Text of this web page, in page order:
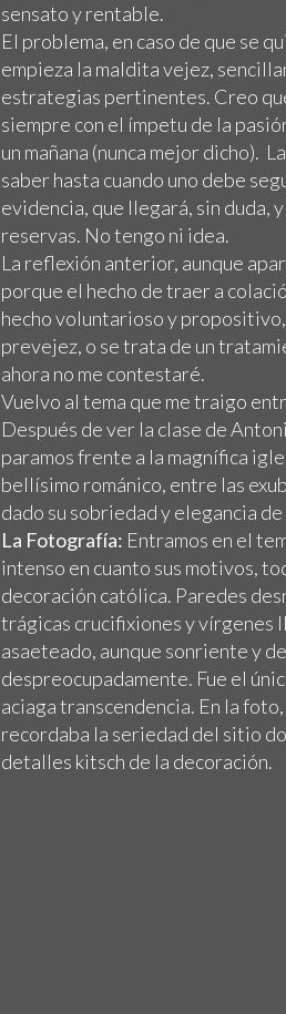
sensato y rentable.
El problema, en caso de que se
empieza la maldita vejez,
estrategias pertinentes. Creo
siempre con el ímpetu de la
un mañana (nunca mejor dicho).
saber hasta cuando uno debe
evidencia, que llegará, sin duda,
reservas. No tengo ni idea.
La reflexión anterior, aunque
porque el hecho de traer a
hecho voluntarioso y
prevejez, o se trata de un
ahora no me contestaré.
Vuelvo al tema que me traigo
Después de ver la clase de
paramos frente a la magnífica
bellísimo románico, entre las
dado su sobriedad y elegancia
La Fotografía: Entramos en el
intenso en cuanto sus motivos,
decoración católica. Paredes
trágicas crucifixiones y vírgenes
asaeteado, aunque sonriente y
despreocupadamente. Fue el
aciaga transcendencia. En la
recordaba la seriedad del sitio
detalles kitsch de la decoración.